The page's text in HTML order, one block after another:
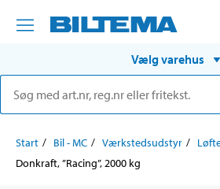
Vælg varehus
Start Bil - MC Værkstedsudstyr
Donkraft, ”Racing”, 2000 kg